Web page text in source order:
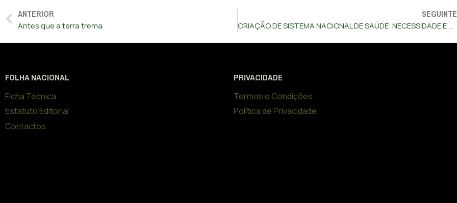
ANTERIOR
Antes que a terra trema
SEGUINTE
CRIAÇÃO DE SISTEMA NACIONAL DE SAÚDE: NECESSIDADE E URGÊNCIA
FOLHA NACIONAL
Ficha Técnica
Estatuto Editorial
Contactos
PRIVACIDADE
Termos e Condições
Política de Privacidade